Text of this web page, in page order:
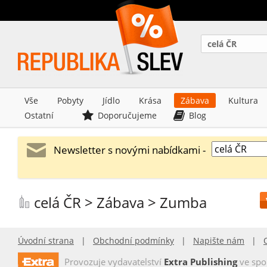
celá ČR
Vše Pobyty Jídlo Krása Zábava
Kultura
Ostatní
Doporučujeme Blog
Newsletter s novými nabídkami -
celá ČR > Zábava > Zumba
Úvodní strana | Obchodní podmínky | Napište nám |
Provozuje vydavatelství Extra Publishingve